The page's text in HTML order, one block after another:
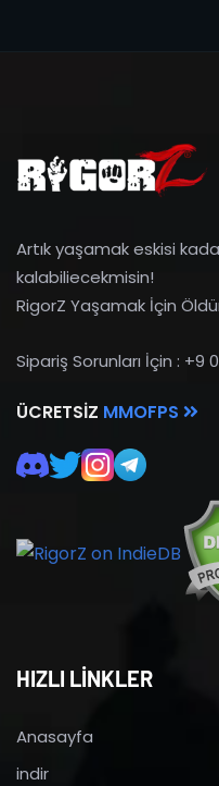
Artık yaşamak eskisi
kalabiliecekmisin!
RigorZ Yaşamak İçin
Sipariş Sorunları İçin : +9
ÜCRETSIZ MMOFPS
HIZLI LİNKLER
Anasayfa
indir